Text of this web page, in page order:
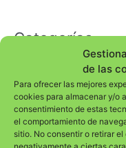
de las
Para ofrecer las mejores
cookies para almacenar y/o
consentimiento de estas
el comportamiento de
sitio. No consentir o retirar
negativamente a ciertas
Categorías
Selecciona una